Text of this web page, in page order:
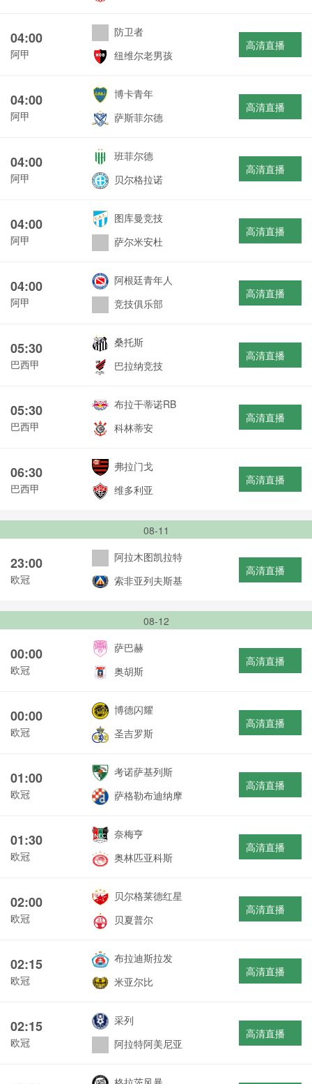
04:00
阿甲
防卫者
纽维尔老男孩
高清直播
04:00
阿甲
博卡青年
萨斯菲尔德
高清直播
04:00
阿甲
班菲尔德
贝尔格拉诺
高清直播
04:00
阿甲
图库曼竞技
萨尔米安杜
高清直播
04:00
阿甲
阿根廷青年人
竞技俱乐部
高清直播
05:30
巴西甲
桑托斯
巴拉纳竞技
高清直播
05:30
巴西甲
布拉干蒂诺RB
科林蒂安
高清直播
06:30
巴西甲
弗拉门戈
维多利亚
高清直播
08-11
23:00
欧冠
阿拉木图凯拉特
索非亚列夫斯基
高清直播
08-12
00:00
欧冠
萨巴赫
奥胡斯
高清直播
00:00
欧冠
博德闪耀
圣吉罗斯
高清直播
01:00
欧冠
考诺萨基列斯
萨格勒布迪纳摩
高清直播
01:30
欧冠
奈梅亨
奥林匹亚科斯
高清直播
02:00
欧冠
贝尔格莱德红星
贝夏普尔
高清直播
02:15
欧冠
布拉迪斯拉发
米亚尔比
高清直播
02:15
欧冠
采列
阿拉特阿美尼亚
高清直播